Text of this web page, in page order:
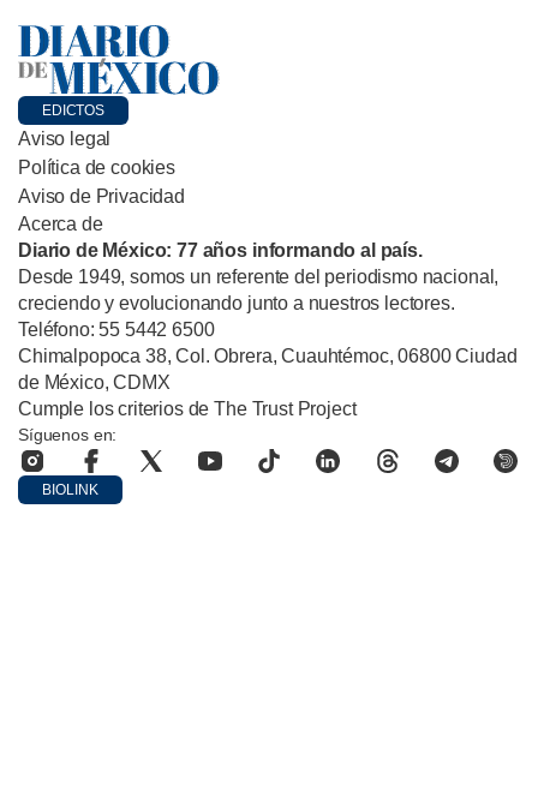
EDICTOS
Aviso legal
Política de cookies
Aviso de Privacidad
Acerca de
Diario de México: 77 años informando al país.
Desde 1949, somos un referente del periodismo nacional,
creciendo y evolucionando junto a nuestros lectores.
Teléfono: 55 5442 6500
Chimalpopoca 38, Col. Obrera, Cuauhtémoc, 06800 Ciudad
de México, CDMX
Cumple los criterios de The Trust Project
Síguenos en:
BIOLINK